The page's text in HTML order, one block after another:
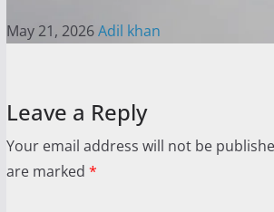
May 21, 2026Adil khan
Leave a Reply
Your email address will not be
are marked *